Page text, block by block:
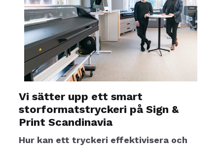
Vi sätter upp ett smart
storformatstryckeri på Sign &
Print Scandinavia
Hur kan ett tryckeri effektivisera och